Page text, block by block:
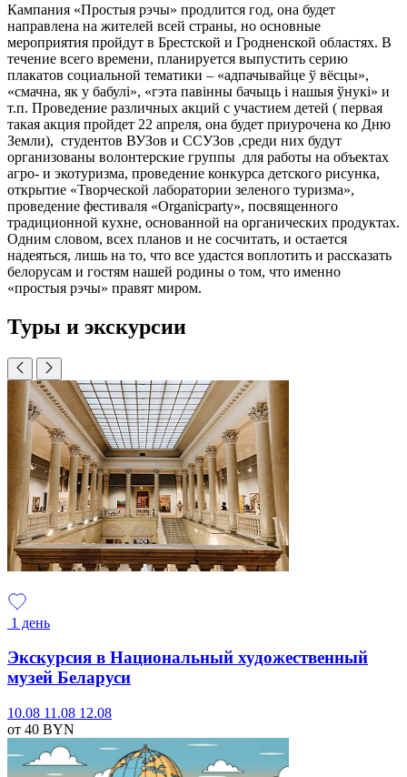
Кампания «Простыя рэчы» продлится год, она будет
направлена на жителей всей страны, но основные
мероприятия пройдут в Брестской и Гродненской областях. В
течение всего времени, планируется выпустить серию
плакатов социальной тематики – «адпачывайце ў вёсцы»,
«смачна, як у бабулі», «гэта павінны бачыць і нашыя ўнукі» и
т.п. Проведение различных акций с участием детей ( первая
такая акция пройдет 22 апреля, она будет приурочена ко Дню
Земли), студентов ВУЗов и ССУЗов ,среди них будут
организованы волонтерские группы для работы на объектах
агро- и экотуризма, проведение конкурса детского рисунка,
открытие «Творческой лаборатории зеленого туризма»,
проведение фестиваля «Organicparty», посвященного
традиционной кухне, основанной на органических продуктах.
Одним словом, всех планов и не сосчитать, и остается
надеяться, лишь на то, что все удастся воплотить и рассказать
белорусам и гостям нашей родины о том, что именно
«простыя рэчы» правят миром.
Туры и экскурсии
1 день
Экскурсия в Национальный художественный
музей Беларуси
10.08 11.08 12.08
от 40 BYN